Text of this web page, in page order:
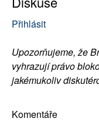
Přihlásit
Upozorňujeme, že
vyhrazují právo
jakémukoliv
Komentáře